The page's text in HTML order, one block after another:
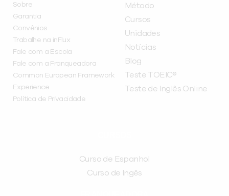
Sobre
Garantia
Convênios
Trabalhe na inFlux
Fale com a Escola
Fale com a Franqueadora
Common European Framework
Experience
Política de Privacidade
Método
Cursos
Unidades
Notícias
Blog
Teste TOEIC®
Teste de Inglês Online
Curso de Espanhol
Curso de Ingês